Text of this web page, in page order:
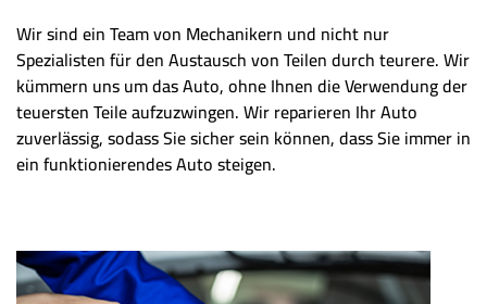
Wir sind ein Team von Mechanikern und nicht nur
Spezialisten für den Austausch von Teilen durch teurere. Wir
kümmern uns um das Auto, ohne Ihnen die Verwendung der
teuersten Teile aufzuzwingen. Wir reparieren Ihr Auto
zuverlässig, sodass Sie sicher sein können, dass Sie immer in
ein funktionierendes Auto steigen.